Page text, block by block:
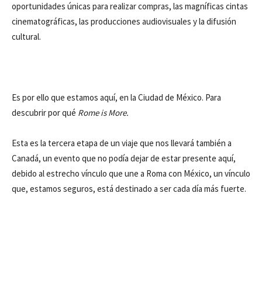
oportunidades únicas para realizar compras, las magníficas cintas
cinematográficas, las producciones audiovisuales y la difusión
cultural.
Es por ello que estamos aquí, en la Ciudad de México. Para
descubrir por qué Rome is More.
Esta es la tercera etapa de un viaje que nos llevará también a
Canadá, un evento que no podía dejar de estar presente aquí,
debido al estrecho vínculo que une a Roma con México, un vínculo
que, estamos seguros, está destinado a ser cada día más fuerte.